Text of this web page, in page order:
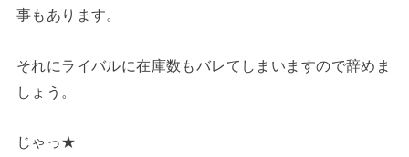
事もあります。
それにライバルに在庫数もバレてしまいますので辞めま
しょう。
じゃっ★